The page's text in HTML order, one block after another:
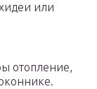
или
отопление,